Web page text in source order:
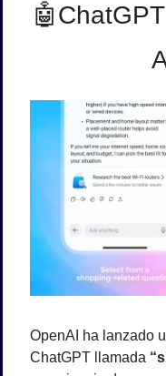
🤖
OpenAI ha lanzado
ChatGPT llamada